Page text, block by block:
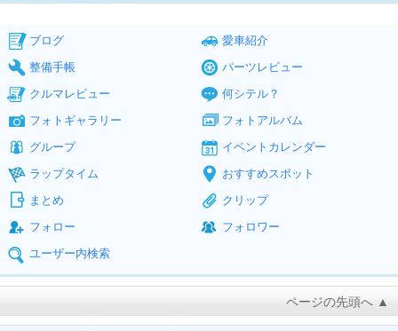
ブログ
愛車紹介
整備手帳
パーツレビュー
クルマレビュー
何シテル？
フォトギャラリー
フォトアルバム
グループ
イベントカレンダー
ラップタイム
おすすめスポット
まとめ
クリップ
フォロー
フォロワー
ユーザー内検索
ページの先頭へ ▲